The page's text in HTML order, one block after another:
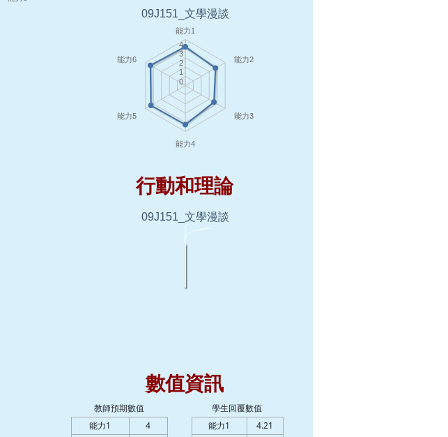
行動和理論
數值資訊
教師預期數值
能力1
4
學生回覆數值
能力1
4.21